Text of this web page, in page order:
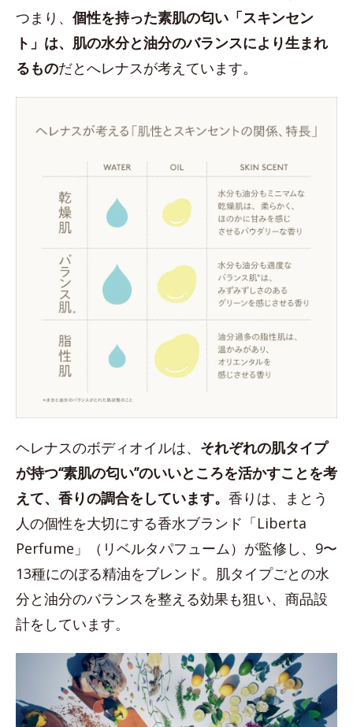
つまり、 個性を持った素肌の匂い「スキンセン
ト」は、肌の水分と油分のバランスにより生まれ
るものだとへレナスが考えています。
ヘレナスのボディオイルは、 それぞれの肌タイプ
が持つ“素肌の匂い”のいいところを活かすことを考
えて、香りの調合をしています。 香りは、まとう
人の個性を大切にする香水ブランド「Liberta
Perfume」（リベルタパフューム）が監修し、9〜
13種にのぼる精油をブレンド。肌タイプごとの水
分と油分のバランスを整える効果も狙い、商品設
計をしています。